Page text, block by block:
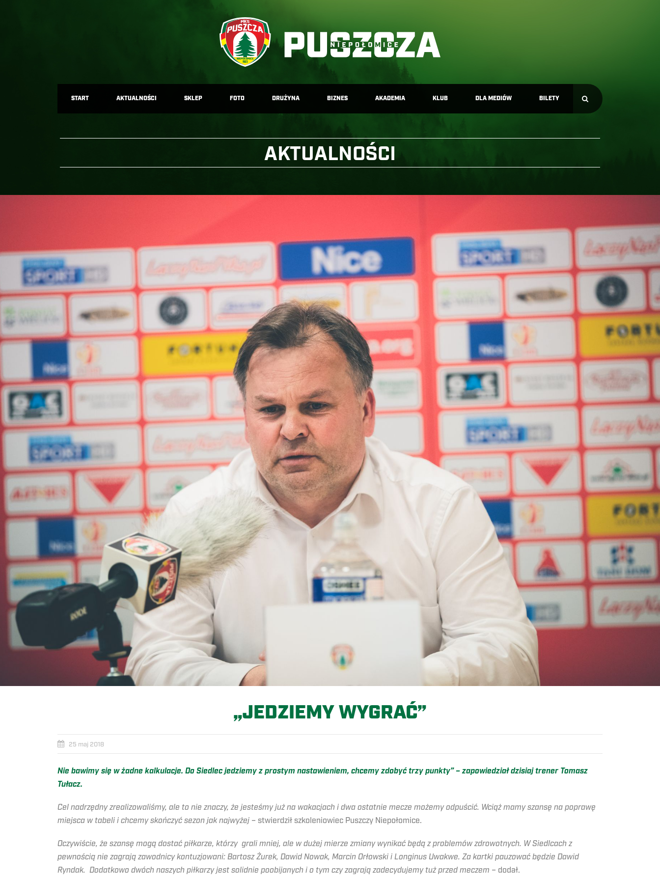
START AKTUALNOŚCI SKLEP FOTO DRUŻYNA BIZNES AKADEMIA KLUB DLA MEDIÓW BILETY
AKTUALNOŚCI
„JEDZIEMY WYGRAĆ”
25 maj 2018
Nie bawimy się w żadne kalkulacje. Do Siedlec jedziemy z prostym nastawieniem, chcemy zdobyć trzy punkty” – zapowiedział dzisiaj trener Tomasz
Tułacz.
Cel nadrzędny zrealizowaliśmy, ale to nie znaczy, że jesteśmy już na wakacjach i dwa ostatnie mecze możemy odpuścić. Wciąż mamy szansę na poprawę
miejsca w tabeli i chcemy skończyć sezon jak najwyżej – stwierdził szkoleniowiec Puszczy Niepołomice.
Oczywiście, że szansę mogą dostać piłkarze, którzy grali mniej, ale w dużej mierze zmiany wynikać będą z problemów zdrowotnych. W Siedlcach z
pewnością nie zagrają zawodnicy kontuzjowani: Bartosz Żurek, Dawid Nowak, Marcin Orłowski i Longinus Uwakwe. Za kartki pauzować będzie Dawid
Ryndak. Dodatkowo dwóch naszych piłkarzy jest solidnie poobijanych i o tym czy zagrają zadecydujemy tuż przed meczem – dodał.